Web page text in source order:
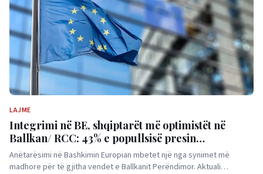
LAJME
Integrimi në BE, shqiptarët më optimistët në
Ballkan/ RCC: 43% e popullsisë presin
anëtarësimin në 2030. Serbia, me perceptimin
më negativ
Anëtarësimi në Bashkimin Europian mbetet një nga synimet më
madhore për të gjitha vendet e Ballkanit Perëndimor. Aktuali…